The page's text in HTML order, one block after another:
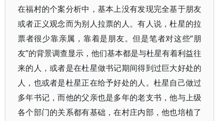
在福村的个案分析中，基本上没有发现完全基于朋友
或者正义观念而为别人拉票的人。有人说，杜星的拉
票者很少靠亲属，靠着是朋友。但是笔者对这些“朋
友”的背景调查显示，他们基本都是与杜星有着利益往
来的人，或者是在杜星做书记期间得到过巨大好处的
人，也或者是杜星正在给予好处的人。杜星自己做过
多年书记，而他的父亲也是多年的老支书，他与上级
各个部门的关系都有基础，在村庄内部，他也培植了